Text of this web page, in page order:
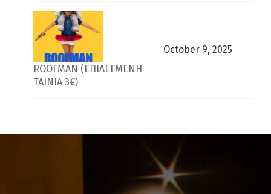
ROOFMAN (ΕΠΙΛΕΓΜΕΝΗ
ΤΑΙΝΙΑ 3€)
October 9, 2025